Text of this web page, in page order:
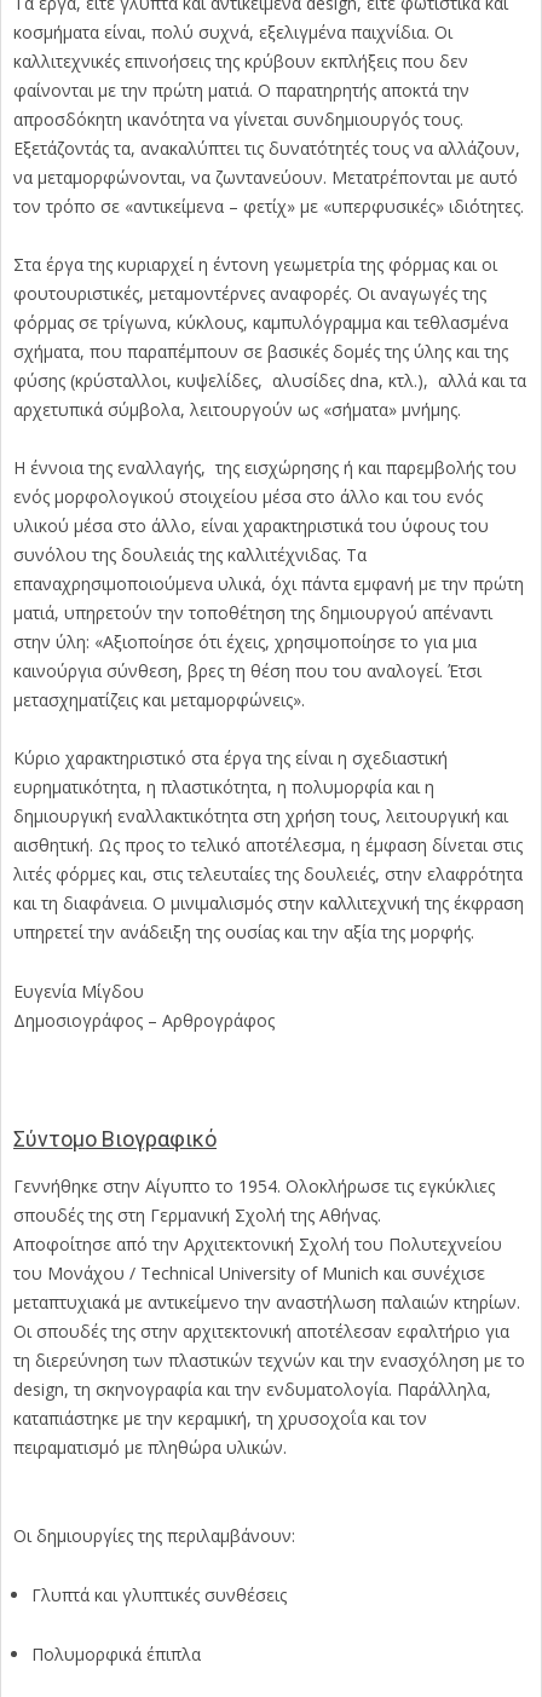
κοσμήματα είναι, πολύ συχνά, εξελιγμένα παιχνίδια. Οι
καλλιτεχνικές επινοήσεις της κρύβουν εκπλήξεις που δεν
φαίνονται με την πρώτη ματιά. Ο παρατηρητής αποκτά την
απροσδόκητη ικανότητα να γίνεται συνδημιουργός τους.
Εξετάζοντάς τα, ανακαλύπτει τις δυνατότητές τους να αλλάζουν,
να μεταμορφώνονται, να ζωντανεύουν. Μετατρέπονται με αυτό
τον τρόπο σε «αντικείμενα – φετίχ» με «υπερφυσικές» ιδιότητες.
Στα έργα της κυριαρχεί η έντονη γεωμετρία της φόρμας και οι
φουτουριστικές, μεταμοντέρνες αναφορές. Οι αναγωγές της
φόρμας σε τρίγωνα, κύκλους, καμπυλόγραμμα και τεθλασμένα
σχήματα, που παραπέμπουν σε βασικές δομές της ύλης και της
φύσης (κρύσταλλοι, κυψελίδες, αλυσίδες dna, κτλ.), αλλά και τα
αρχετυπικά σύμβολα, λειτουργούν ως «σήματα» μνήμης.
Η έννοια της εναλλαγής, της εισχώρησης ή και παρεμβολής του
ενός μορφολογικού στοιχείου μέσα στο άλλο και του ενός
υλικού μέσα στο άλλο, είναι χαρακτηριστικά του ύφους του
συνόλου της δουλειάς της καλλιτέχνιδας. Τα
επαναχρησιμοποιούμενα υλικά, όχι πάντα εμφανή με την πρώτη
ματιά, υπηρετούν την τοποθέτηση της δημιουργού απέναντι
στην ύλη: «Αξιοποίησε ότι έχεις, χρησιμοποίησε το για μια
καινούργια σύνθεση, βρες τη θέση που του αναλογεί. Έτσι
μετασχηματίζεις και μεταμορφώνεις».
Κύριο χαρακτηριστικό στα έργα της είναι η σχεδιαστική
ευρηματικότητα, η πλαστικότητα, η πολυμορφία και η
δημιουργική εναλλακτικότητα στη χρήση τους, λειτουργική και
αισθητική. Ως προς το τελικό αποτέλεσμα, η έμφαση δίνεται στις
λιτές φόρμες και, στις τελευταίες της δουλειές, στην ελαφρότητα
και τη διαφάνεια. Ο μινιμαλισμός στην καλλιτεχνική της έκφραση
υπηρετεί την ανάδειξη της ουσίας και την αξία της μορφής.
Ευγενία Μίγδου
Δημοσιογράφος – Αρθρογράφος
Σύντομο Βιογραφικό
Γεννήθηκε στην Αίγυπτο το 1954. Ολοκλήρωσε τις εγκύκλιες
σπουδές της στη Γερμανική Σχολή της Αθήνας.
Αποφοίτησε από την Αρχιτεκτονική Σχολή του Πολυτεχνείου
του Μονάχου / Technical University of Munich και συνέχισε
μεταπτυχιακά με αντικείμενο την αναστήλωση παλαιών κτηρίων.
Οι σπουδές της στην αρχιτεκτονική αποτέλεσαν εφαλτήριο για
τη διερεύνηση των πλαστικών τεχνών και την ενασχόληση με το
design, τη σκηνογραφία και την ενδυματολογία. Παράλληλα,
καταπιάστηκε με την κεραμική, τη χρυσοχοΐα και τον
πειραματισμό με πληθώρα υλικών.
Οι δημιουργίες της περιλαμβάνουν:
Γλυπτά και γλυπτικές συνθέσεις
Πολυμορφικά έπιπλα